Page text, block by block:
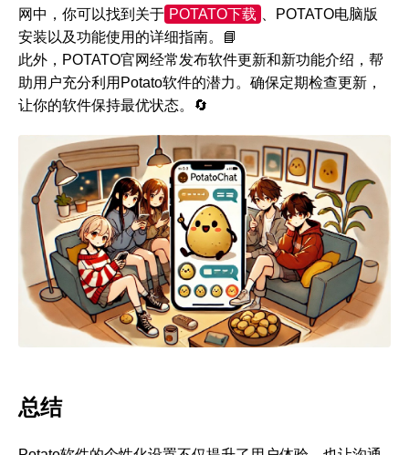
网中，你可以找到关于 POTATO下载
、POTATO电脑版
安装以及功能使用的详细指南。📘
此外，POTATO官网经常发布软件更新和新功能介绍，帮
助用户充分利用Potato软件的潜力。确保定期检查更新，
让你的软件保持最优状态。🔄
总结